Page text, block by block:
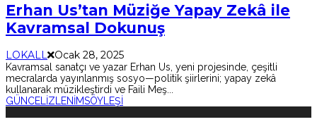
Erhan Us’tan Müziğe Yapay Zekâ ile
Kavramsal Dokunuş
LOKALL Ocak 28, 2025
Kavramsal sanatçı ve yazar Erhan Us, yeni projesinde, çeşitli
mecralarda yayınlanmış sosyo—politik şiirlerini; yapay zekâ
kullanarak müzikleştirdi ve Faili Meş...
GÜNCELİZLENİMSÖYLEŞİ